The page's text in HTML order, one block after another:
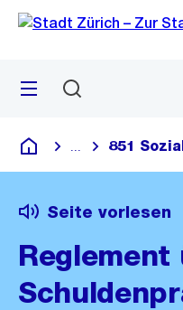
Navigation
Sprunglink
Menü
Deutsch
Blende alle
851
Seite vorlesen
Reglement